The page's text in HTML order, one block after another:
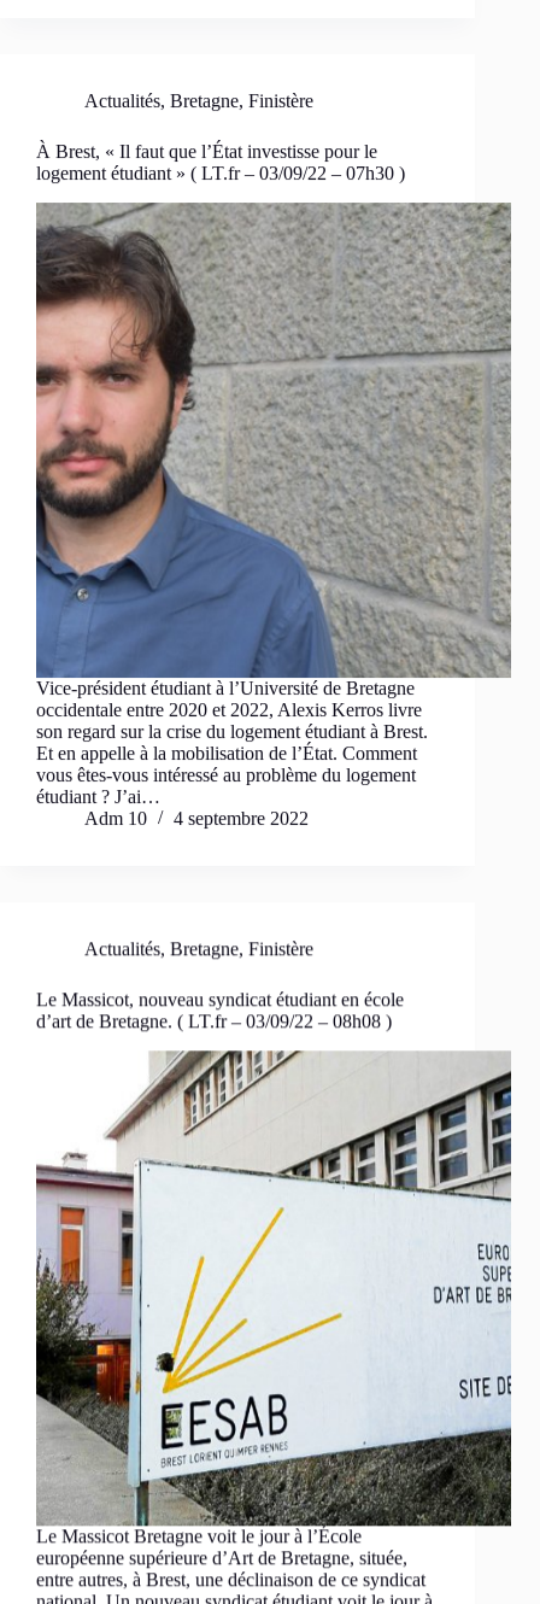
Actualités, Bretagne, Finistère
À Brest, « Il faut que l’État investisse pour le
logement étudiant » ( LT.fr – 03/09/22 – 07h30 )
Vice-président étudiant à l’Université de Bretagne
occidentale entre 2020 et 2022, Alexis Kerros livre
son regard sur la crise du logement étudiant à Brest.
Et en appelle à la mobilisation de l’État. Comment
vous êtes-vous intéressé au problème du logement
étudiant ? J’ai…
Adm 10
4 septembre 2022
Actualités, Bretagne, Finistère
Le Massicot, nouveau syndicat étudiant en école
d’art de Bretagne. ( LT.fr – 03/09/22 – 08h08 )
Le Massicot Bretagne voit le jour à l’École
européenne supérieure d’Art de Bretagne, située,
entre autres, à Brest, une déclinaison de ce syndicat